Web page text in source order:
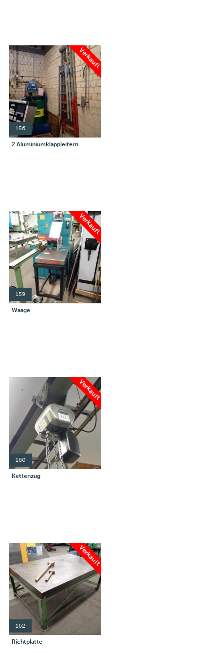
Verkauft
156
2 Aluminiumklappleitern
Verkauft
159
Waage
Verkauft
160
Kettenzug
Verkauft
162
Richtplatte